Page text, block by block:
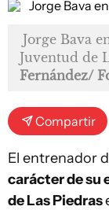
Jorge Bava
Juventud de
Fernández/
Compartir
El entrenador
carácter de su
de Las Piedras